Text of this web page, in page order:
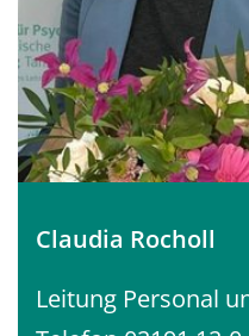
Claudia Rocholl
Leitung Personal